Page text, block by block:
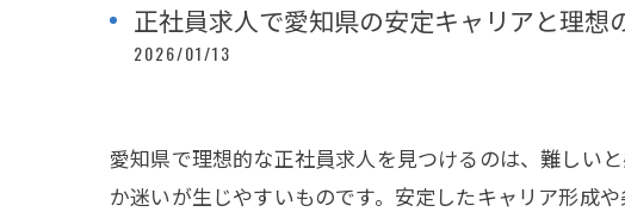
正社員求人で愛知県の安定キャリアと理想
2026/01/13
愛知県で理想的な正社員求人を見つけるのは、難しい
か迷いが生じやすいものです。安定したキャリア形成